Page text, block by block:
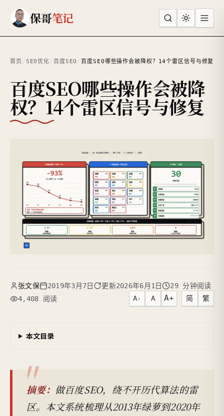
保哥笔记
首页/ SEO优化/ 百度SEO /百度SEO哪些操作会被降权？14个雷区信号与修复
百度SEO哪些操作会被降
权？14个雷区信号与修复
张文保 2019年3月7日 更新2026年6月1日
29 分钟阅读
4,408 阅读
A- A A+ 简 繁
本文目录
摘要： 做百度SEO，绕不开历代算法的雷
区。本文系统梳理从2013年绿萝到2020年